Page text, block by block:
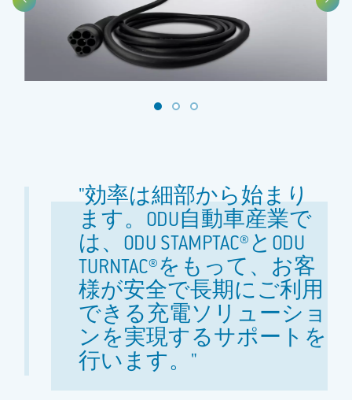
"効率は細部から始まり
ます。ODU自動車産業で
は、ODU STAMPTAC®とODU
TURNTAC®をもって、お客
様が安全で長期にご利用
できる充電ソリューショ
ンを実現するサポートを
行います。"